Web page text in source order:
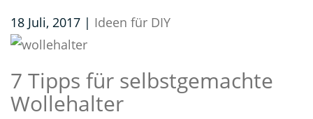
18 Juli, 2017 | Ideen für DIY
7 Tipps für selbstgemachte
Wollehalter